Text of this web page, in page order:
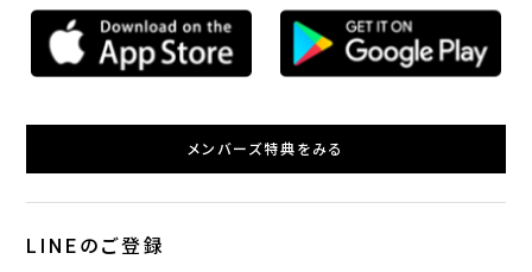
メンバーズ特典をみる
LINEのご登録